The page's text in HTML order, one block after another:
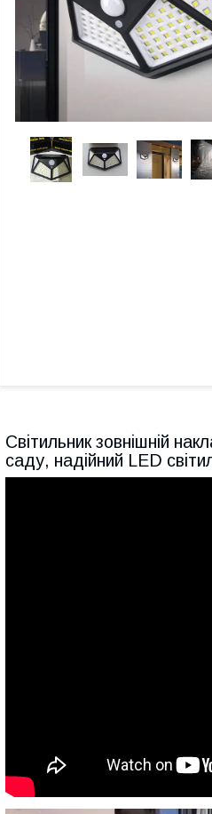
Світильник зовнішній
саду, надійний LED